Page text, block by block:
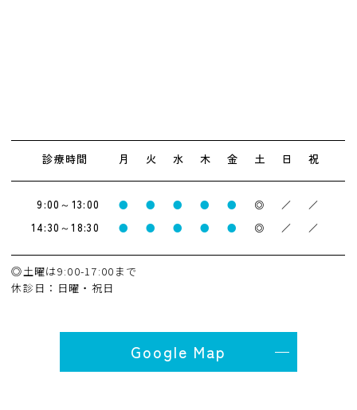
Google Map
診療時間 月 火 水 木 金 土 日 祝
9:00～13:00 ● ● ● ● ● ◎ ／ ／
14:30～18:30 ● ● ● ● ● ◎ ／ ／
◎土曜は9:00-17:00まで
休診日：日曜・祝日